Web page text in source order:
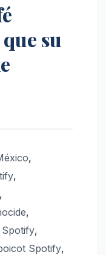
su
,
,
,
,
,
Spotify,